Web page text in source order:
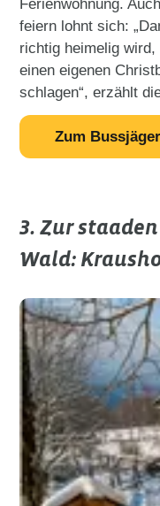
Ferienwohnung.
feiern lohnt sich:
richtig heimelig
einen eigenen
schlagen“, erzählt
Zum
3. Zur
Wald: